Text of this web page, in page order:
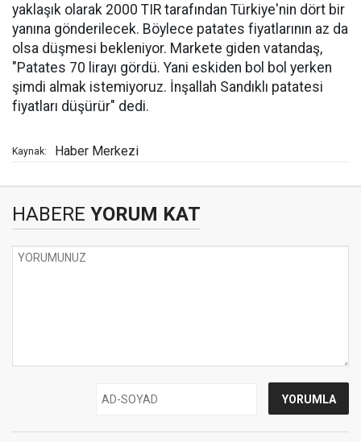
yaklaşık olarak 2000 TIR tarafından Türkiye'nin dört bir
yanına gönderilecek. Böylece patates fiyatlarının az da
olsa düşmesi bekleniyor. Markete giden vatandaş,
"Patates 70 lirayı gördü. Yani eskiden bol bol yerken
şimdi almak istemiyoruz. İnşallah Sandıklı patatesi
fiyatları düşürür" dedi.
Kaynak: Haber Merkezi
HABERE YORUM KAT